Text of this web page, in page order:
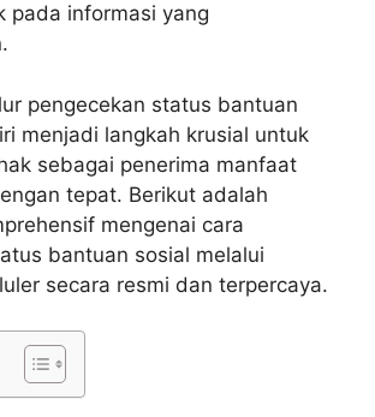
pada informasi yang
pengecekan status bantuan
menjadi langkah krusial untuk
sebagai penerima manfaat
tepat. Berikut adalah
mengenai cara
bantuan sosial melalui
secara resmi dan terpercaya.